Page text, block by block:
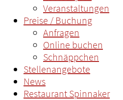
Veranstaltungen
Preise / Buchung
Anfragen
Online buchen
Schnäppchen
Stellenangebote
News
Restaurant Spinnaker